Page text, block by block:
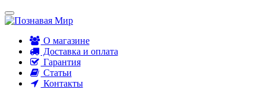
О магазине
Доставка и оплата
Гарантия
Статьи
Контакты